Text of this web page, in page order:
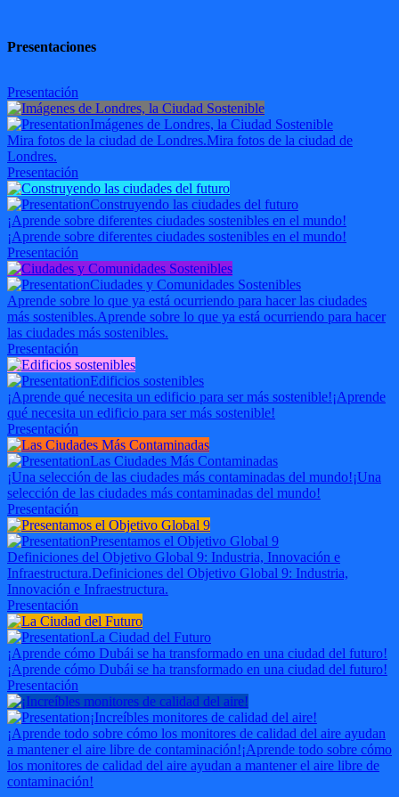
Presentaciones
Presentación
Imágenes de Londres, la Ciudad Sostenible
Mira fotos de la ciudad de Londres.Mira fotos de la ciudad de
Londres.
Presentación
Construyendo las ciudades del futuro
¡Aprende sobre diferentes ciudades sostenibles en el mundo!
¡Aprende sobre diferentes ciudades sostenibles en el mundo!
Presentación
Ciudades y Comunidades Sostenibles
Aprende sobre lo que ya está ocurriendo para hacer las ciudades
más sostenibles.Aprende sobre lo que ya está ocurriendo para hacer
las ciudades más sostenibles.
Presentación
Edificios sostenibles
¡Aprende qué necesita un edificio para ser más sostenible!¡Aprende
qué necesita un edificio para ser más sostenible!
Presentación
Las Ciudades Más Contaminadas
¡Una selección de las ciudades más contaminadas del mundo!¡Una
selección de las ciudades más contaminadas del mundo!
Presentación
Presentamos el Objetivo Global 9
Definiciones del Objetivo Global 9: Industria, Innovación e
Infraestructura.Definiciones del Objetivo Global 9: Industria,
Innovación e Infraestructura.
Presentación
La Ciudad del Futuro
¡Aprende cómo Dubái se ha transformado en una ciudad del futuro!
¡Aprende cómo Dubái se ha transformado en una ciudad del futuro!
Presentación
¡Increíbles monitores de calidad del aire!
¡Aprende todo sobre cómo los monitores de calidad del aire ayudan
a mantener el aire libre de contaminación!¡Aprende todo sobre cómo
los monitores de calidad del aire ayudan a mantener el aire libre de
contaminación!